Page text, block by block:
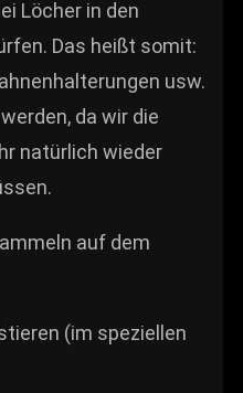
Löcher in den
Das heißt somit:
usw.
da wir die
natürlich wieder
auf dem
(im speziellen